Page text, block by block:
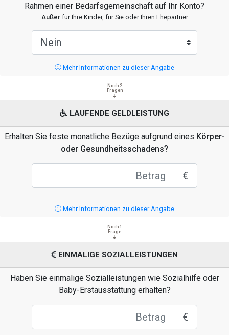
Rahmen einer Bedarfsgemeinschaft auf Ihr Konto?
Außerfür Ihre Kinder, für Sie oder Ihren Ehepartner
Mehr Informationen zu dieser Angabe
Noch 2
Fragen
LAUFENDE GELDLEISTUNG
Erhalten Sie feste monatliche Bezüge aufgrund eines Körper-
oder Gesundheitsschadens?
€
Mehr Informationen zu dieser Angabe
Noch 1
Frage
EINMALIGE SOZIALLEISTUNGEN
Haben Sie einmalige Sozialleistungen wie Sozialhilfe oder
Baby-Erstausstattung erhalten?
€